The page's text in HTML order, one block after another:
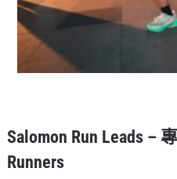
Salomon Run Leads –
Runners